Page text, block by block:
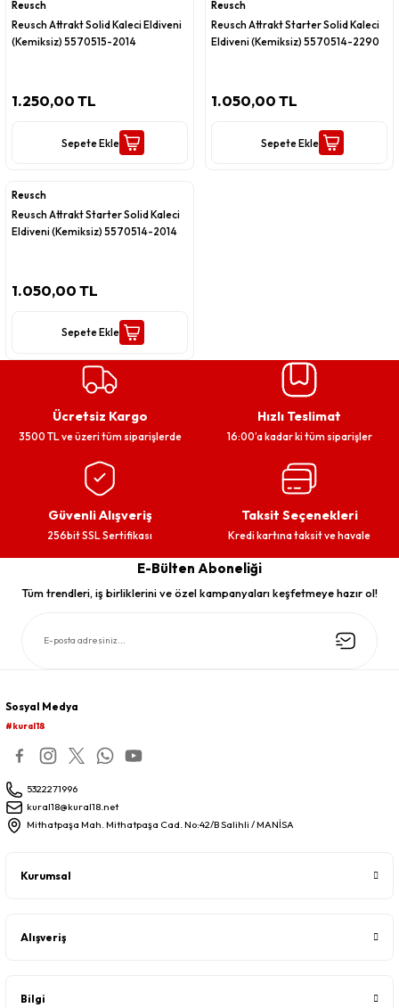
Reusch
Reusch Attrakt Solid Kaleci Eldiveni
(Kemiksiz) 5570515-2014
1.250,00 TL
Sepete Ekle
Reusch
Reusch Attrakt Starter Solid Kaleci
Eldiveni (Kemiksiz) 5570514-2290
1.050,00 TL
Sepete Ekle
Reusch
Reusch Attrakt Starter Solid Kaleci
Eldiveni (Kemiksiz) 5570514-2014
1.050,00 TL
Sepete Ekle
Ücretsiz Kargo
3500 TL ve üzeri tüm siparişlerde
Hızlı Teslimat
16:00’a kadar ki tüm siparişler
Güvenli Alışveriş
256bit SSL Sertifikası
Taksit Seçenekleri
Kredi kartına taksit ve havale
E-Bülten Aboneliği
Tüm trendleri, iş birliklerini ve özel kampanyaları keşfetmeye hazır ol!
Sosyal Medya
#kural18
5322271996
kural18@kural18.net
Mithatpaşa Mah. Mithatpaşa Cad. No:42/B Salihli / MANİSA
Kurumsal
Alışveriş
Bilgi